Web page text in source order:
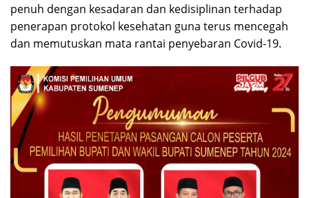
penuh dengan kesadaran dan kedisiplinan terhadap
penerapan protokol kesehatan guna terus mencegah
dan memutuskan mata rantai penyebaran Covid-19.